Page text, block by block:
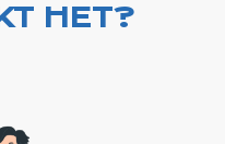
HET?